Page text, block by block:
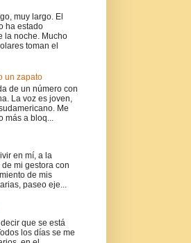
muy largo. El
ha estado
la noche. Mucho
toman el
un zapato
de un número con
La voz es joven,
Me
a bloq...
en mí, a la
mi gestora con
de mis
paseo eje...
que se está
los días se me